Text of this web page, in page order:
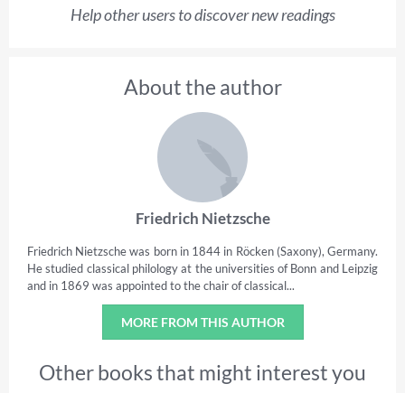
Help other users to discover new readings
About the author
Friedrich Nietzsche
Friedrich Nietzsche was born in 1844 in Röcken (Saxony), Germany.
He studied classical philology at the universities of Bonn and Leipzig
and in 1869 was appointed to the chair of classical...
MORE FROM THIS AUTHOR
Other books that might interest you